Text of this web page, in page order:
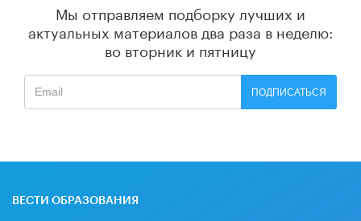
Мы отправляем подборку лучших и
актуальных материалов два раза в неделю:
во вторник и пятницу
ПОДПИСАТЬСЯ
ВЕСТИ ОБРАЗОВАНИЯ